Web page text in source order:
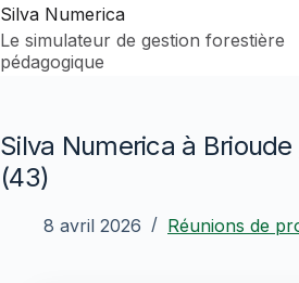
Passer
au
contenu
Silva Numerica
Le simulateur de gestion forestière
pédagogique
Silva Numerica à
(43)
8 avril 2026 Réunions de